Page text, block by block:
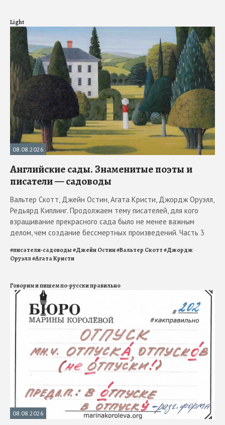
Light
08.08.2026
Английские сады. Знаменитые поэты и
писатели — садоводы
Вальтер Скотт, Джейн Остин, Агата Кристи, Джордж Оруэлл,
Редьярд Киплинг. Продолжаем тему писателей, для кого
взращивание прекрасного сада было не менее важным
делом, чем создание бессмертных произведений. Часть 3
#писатели-садоводы#Джейн Остин#Вальтер Скотт#Джордж
Оруэлл#Агата Кристи
Говорим и пишем по-русски правильно
08.08.2026